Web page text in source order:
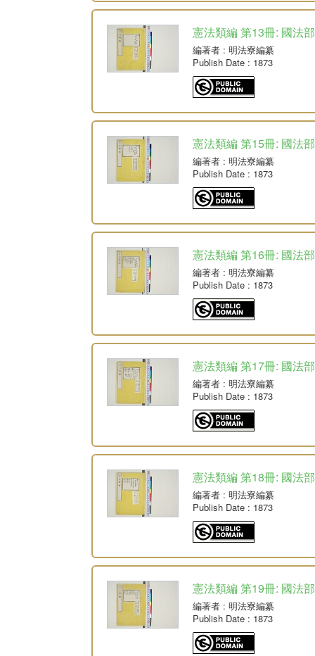
憲法類編 第13冊: 國法
編著者 : 明法寮編纂
Publish Date : 1873
憲法類編 第15冊: 國法
編著者 : 明法寮編纂
Publish Date : 1873
憲法類編 第16冊: 國法
編著者 : 明法寮編纂
Publish Date : 1873
憲法類編 第17冊: 國法
編著者 : 明法寮編纂
Publish Date : 1873
憲法類編 第18冊: 國法
編著者 : 明法寮編纂
Publish Date : 1873
憲法類編 第19冊: 國法
編著者 : 明法寮編纂
Publish Date : 1873